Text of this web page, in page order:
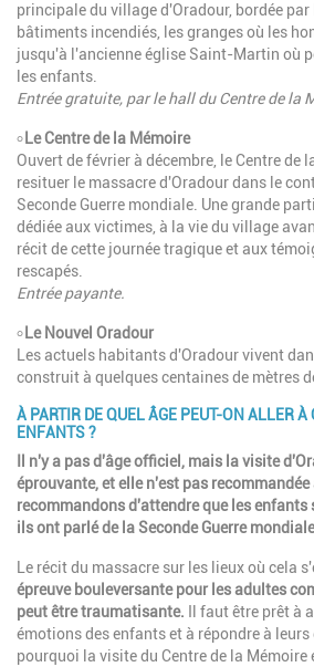
principale du village d'Oradour, bordée
bâtiments incendiés, les granges où les
jusqu'à l'ancienne église Saint-Martin où
les enfants.
Entrée gratuite, par le hall du Centre de la
৹Le Centre de la Mémoire
Ouvert de février à décembre, le Centre de
resituer le massacre d'Oradour dans le
Seconde Guerre mondiale. Une grande
dédiée aux victimes, à la vie du village
récit de cette journée tragique et aux
rescapés.
Entrée payante.
৹Le Nouvel Oradour
Les actuels habitants d'Oradour vivent
construit à quelques centaines de mètres
À PARTIR DE QUEL ÂGE PEUT-ON ALLER À
ENFANTS ?
Il n'y a pas d'âge officiel, mais la visite
éprouvante, et elle n'est pas
recommandons d'attendre que les enfants
ils ont parlé de la Seconde Guerre
Le récit du massacre sur les lieux où cela
épreuve bouleversante pour les adultes
peut être traumatisante.
Il faut être prêt à
émotions des enfants et à répondre à
pourquoi la visite du Centre de la